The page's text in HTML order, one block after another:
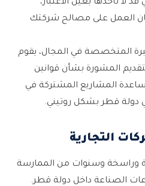
لا تأخذها بعين الاعتبار،
العمل على مصالح شركتك
المتخصصة في المجال، يقوم
المشورة بشأن قوانين
المشاريع المشتركة في
دولة قطر بشكل روتيني.
التجارية
وراسخة وسنوات من الممارسة
الصناعة داخل دولة قطر.